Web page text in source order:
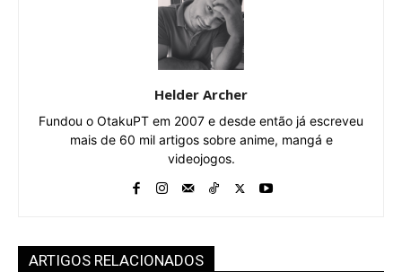
Helder Archer
Fundou o OtakuPT em 2007 e desde então já escreveu
mais de 60 mil artigos sobre anime, mangá e
videojogos.
ARTIGOS RELACIONADOS